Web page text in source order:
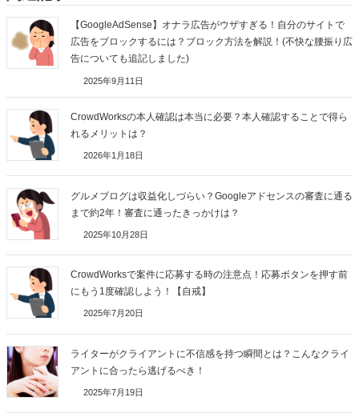
【GoogleAdSense】オナラ広告がウザすぎる！自分のサイトで
広告をブロックするには？ブロック方法を解説！(不快な腰振り広
告についても追記しました)
2025年9月11日
CrowdWorksの本人確認は本当に必要？本人確認することで得ら
れるメリットは？
2026年1月18日
グルメブログは収益化しづらい？Googleアドセンスの審査に通る
まで約2年！審査に通ったきっかけは？
2025年10月28日
CrowdWorksで案件に応募する時の注意点！応募ボタンを押す前
にもう1度確認しよう！【自戒】
2025年7月20日
ライターがクライアントに不信感を持つ瞬間とは？こんなクライ
アントに合ったら逃げるべき！
2025年7月19日